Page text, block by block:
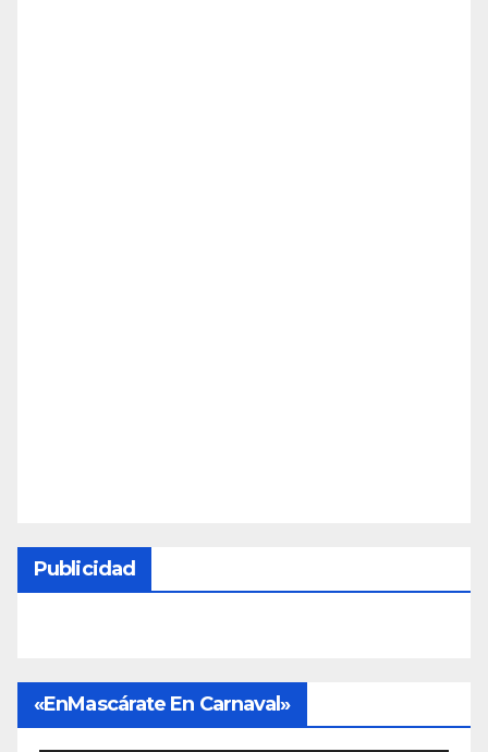
Publicidad
«EnMascárate En Carnaval»